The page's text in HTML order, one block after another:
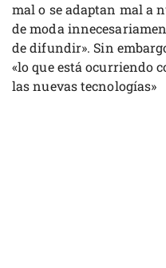
mal o se adaptan mal a
de moda
de difundir». Sin
«lo que está ocurriendo
las nuevas tecnologías»